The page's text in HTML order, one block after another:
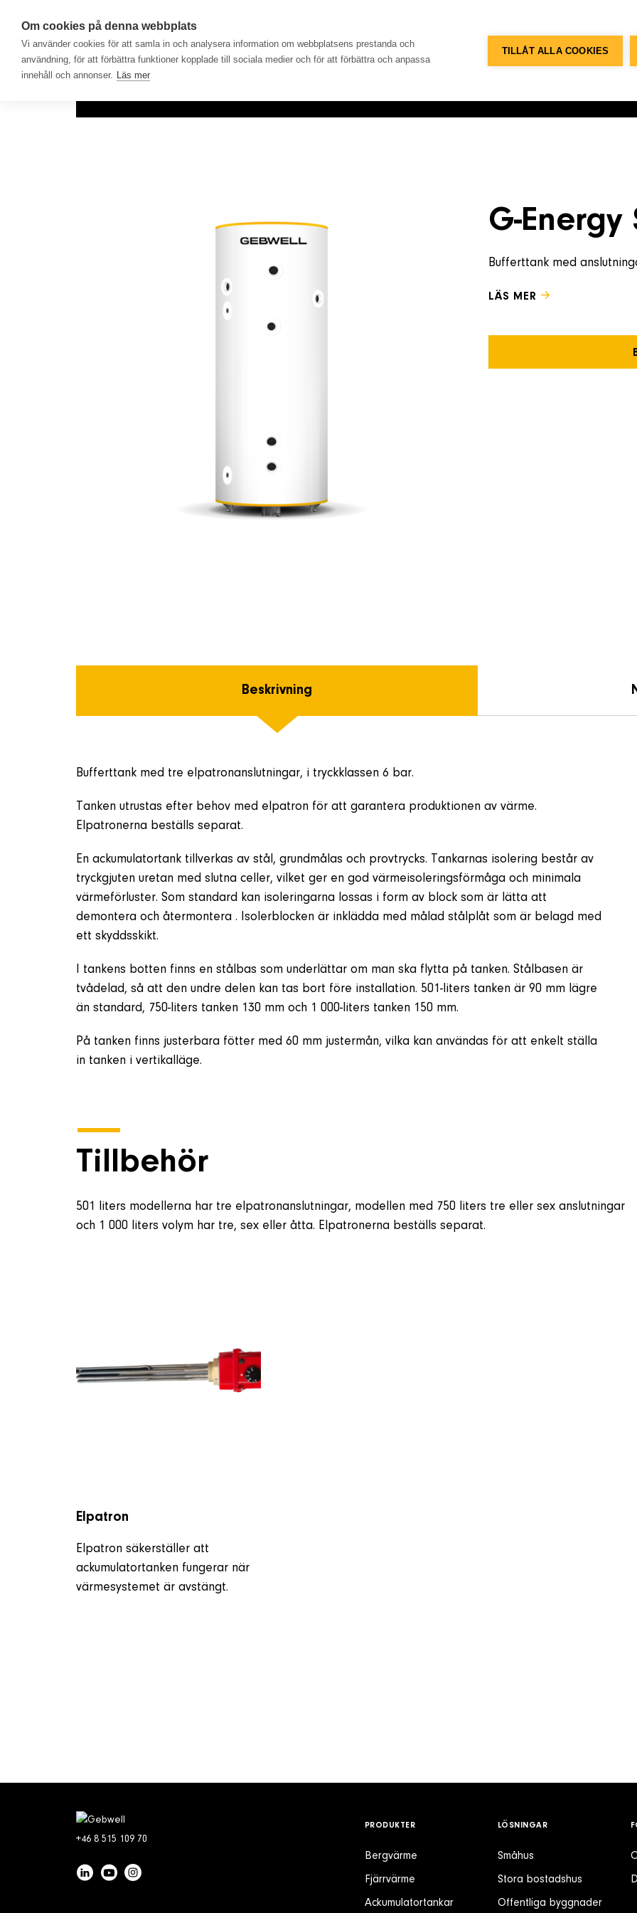
+46 8 515 109 70
G-
Bufferttank med
LÄS MER
Beskrivning
Bufferttank med tre elpatronanslutningar, i tryckklassen 6 bar.
Tanken utrustas efter behov med elpatron för att garantera produktionen av värme.
Elpatronerna beställs separat.
En ackumulatortank tillverkas av stål, grundmålas och provtrycks. Tankarnas isolering består av
tryckgjuten uretan med slutna celler, vilket ger en god värmeisoleringsförmåga och minimala
värmeförluster. Som standard kan isoleringarna lossas i form av block som är lätta att
demontera och återmontera . Isolerblocken är inklädda med målad stålplåt som är belagd med
ett skyddsskikt.
I tankens botten finns en stålbas som underlättar om man ska flytta på tanken. Stålbasen är
tvådelad, så att den undre delen kan tas bort före installation. 501-liters tanken är 90 mm lägre
än standard, 750-liters tanken 130 mm och 1 000-liters tanken 150 mm.
På tanken finns justerbara fötter med 60 mm justermån, vilka kan användas för att enkelt ställa
in tanken i vertikalläge.
Tillbehör
501 liters modellerna har tre elpatronanslutningar, modellen med 750 liters tre eller sex anslutningar
och 1 000 liters volym har tre, sex eller åtta. Elpatronerna beställs separat.
Elpatron
Elpatron säkerställer att
ackumulatortanken fungerar när
värmesystemet är avstängt.
+46 8 515 109 70
PRODUKTER
Bergvärme
Fjärrvärme
Ackumulatortankar
LÖSNINGAR
Småhus
Stora bostadshus
Offentliga byggnader
Om cookies på denna webbplats
Vi använder cookies för att samla in och analysera information om webbplatsens prestanda och
användning, för att förbättra funktioner kopplade till sociala medier och för att förbättra och anpassa
innehåll och annonser. Läs mer
TILLÅT ALLA COOKIES